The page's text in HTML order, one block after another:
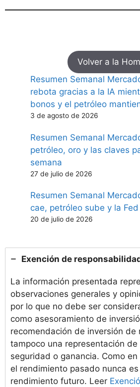
Volver a la
Resumen Semanal
rebota gracias a la IA
bonos y el petróleo
3 de agosto de 2026
Resumen Semanal
petróleo, oro y las claves
semana
27 de julio de 2026
Resumen Semanal
cae, petróleo sube y la
20 de julio de 2026
Exención de
La información presentada
observaciones generales y
por lo que no debe ser
como asesoramiento de
recomendación de inversión de
tampoco una representación de
seguridad o ganancia. Como
el rendimiento pasado nunca
rendimiento futuro. Leer